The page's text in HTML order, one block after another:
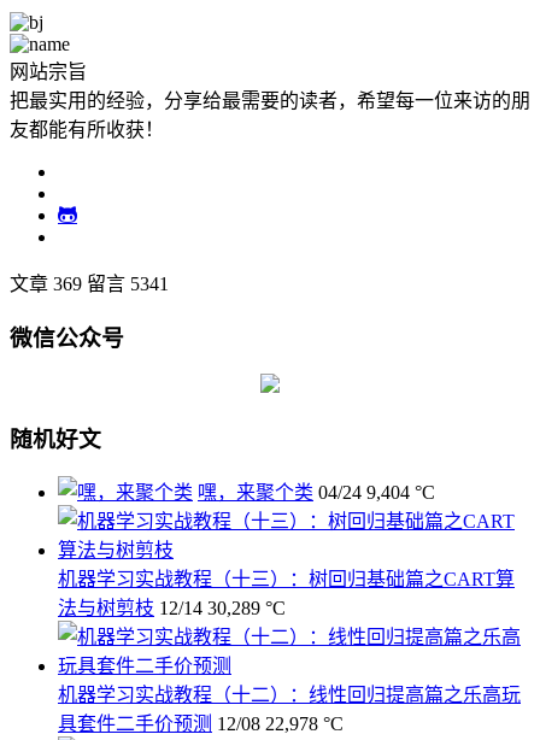
网站宗旨
把最实用的经验，分享给最需要的读者，希望每一位来访的朋
友都能有所收获！
文章 369 留言 5341
微信公众号
随机好文
嘿，来聚个类 04/24 9,404 °C
机器学习实战教程（十三）：树回归基础篇之CART算
法与树剪枝 12/14 30,289 °C
机器学习实战教程（十二）：线性回归提高篇之乐高玩
具套件二手价预测 12/08 22,978 °C